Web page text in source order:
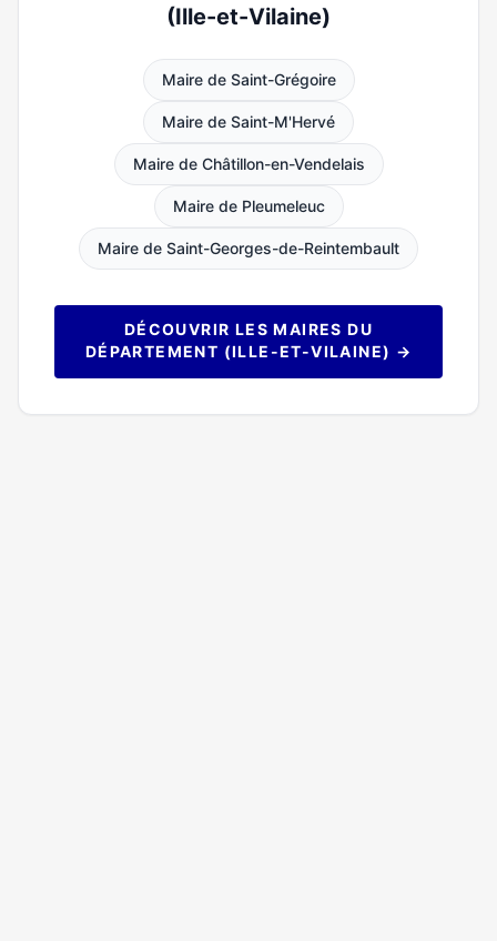
(Ille-et-Vilaine)
Maire de Saint-Grégoire
Maire de Saint-M'Hervé
Maire de Châtillon-en-Vendelais
Maire de Pleumeleuc
Maire de Saint-Georges-de-Reintembault
DÉCOUVRIR LES MAIRES DU
DÉPARTEMENT (ILLE-ET-VILAINE) →